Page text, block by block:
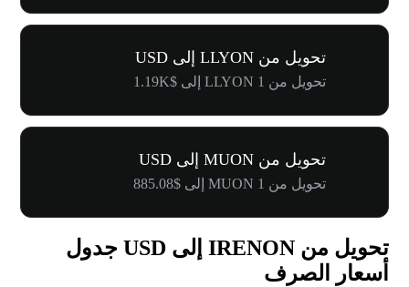
تحويل من LLYON إلى USD
تحويل من 1 LLYON إلى $1.19K
تحويل من MUON إلى USD
تحويل من 1 MUON إلى $885.08
تحويل من IRENON إلى USD جدول
أسعار الصرف